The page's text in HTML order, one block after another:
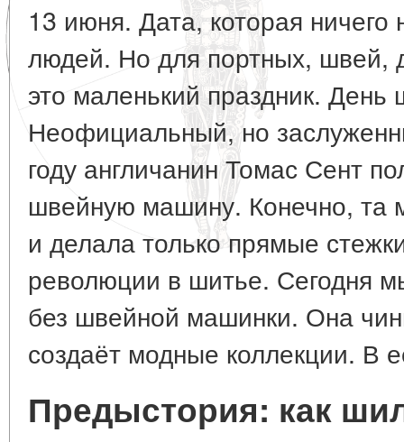
13 июня. Дата, которая ничего
людей. Но для портных, швей,
это маленький праздник.
Неофициальный, но
году англичанин Томас Сент
швейную машину. Конечно, та
и делала только прямые
революции в шитье. Сегодня
без швейной машинки. Она
создаёт модные коллекции. В
Предыстория: как